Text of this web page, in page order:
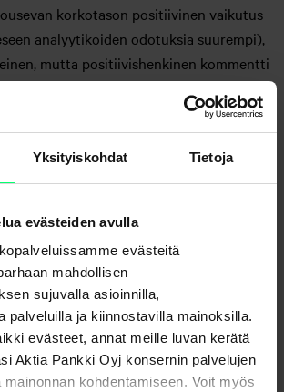
Yksityiskohdat Tietoja
evästeiden avulla
evästeitä
mahdollisen
sujuvalla asioinnilla,
palveluilla ja kiinnostavilla mainoksilla.
evästeet, annat meille luvan kerätä
Aktia Pankki Oyj konsernin palvelujen
kohdentamiseen. Voit myös
korkotason positiivinen vaikutus
analyytikoiden odotuksia suurempi),
mutta positiivishenkinen kommentti
hyvällä tasolla) sekä Telia
johtavat aiemmin viestittyä
kasvuun).
osakekurssien
ilmapiiri on ollut
talousympäristössä
Tuloskaudella tämä on
isoina yksittäisinä
reaktioina